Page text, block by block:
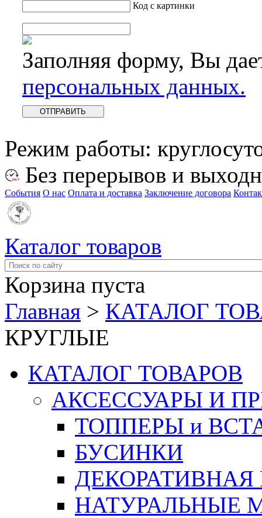
Код с картинки
Заполняя форму, Вы
персональных данных.
Режим работы:
Без перерывов и
События О нас Оплата и доставка Заключение договора
Каталог товаров
Корзина пуста
Главная > КАТАЛОГ
КРУГЛЫЕ
КАТАЛОГ ТОВАРОВ
АКСЕССУАРЫ И
ТОППЕРЫ и
БУСИНКИ
ДЕКОРАТИВНАЯ
НАТУРАЛЬНЫЕ